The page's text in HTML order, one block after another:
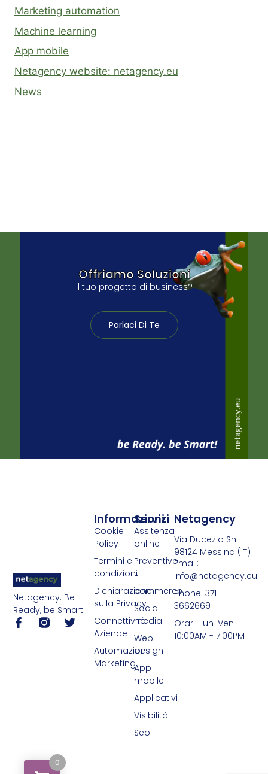
Marketing automation
Machine learning
App mobile
Netagency website: netagency.eu
News
Offriamo Soluzioni
Il tuo progetto di business?
Parlaci Di Te
Netagency. Be
Ready, be Smart!
Servizi
Assitenza
online
Preventivo
E-
commerce
Social
media
Web
design
App
mobile
Applicativi
Visibilità
Seo
Informazioni
Cookie
Policy
Termini e
condizioni
Dichiarazione
sulla Privacy
Connettività
Aziende
Automazioni
Marketing
Netagency
Via Ducezio Sn
98124 Messina (IT)
Email:
info@netagency.eu
Phone: 371-
3662669
Orari: Lun-Ven
10:00AM - 7:00PM
0